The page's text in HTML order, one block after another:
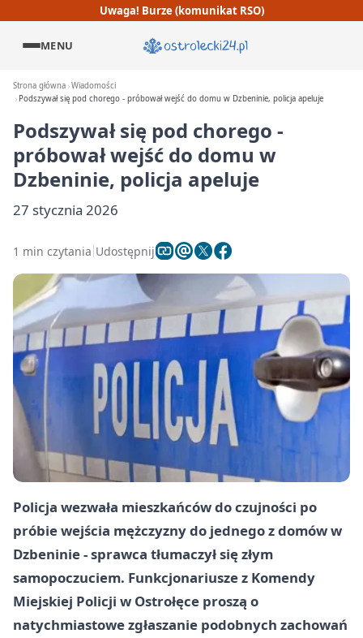
Uwaga! Burze (komunikat RSO)
MENU
Strona główna Wiadomości
Podszywał się pod chorego - próbował wejść do domu w Dzbeninie, policja apeluje
Podszywał się pod chorego -
próbował wejść do domu w
Dzbeninie, policja apeluje
27 stycznia 2026
1 min czytania Udostępnij
Policja wezwała mieszkańców do czujności po
próbie wejścia mężczyzny do jednego z domów w
Dzbeninie - sprawca tłumaczył się złym
samopoczuciem. Funkcjonariusze z Komendy
Miejskiej Policji w Ostrołęce proszą o
natychmiastowe zgłaszanie podobnych zachowań